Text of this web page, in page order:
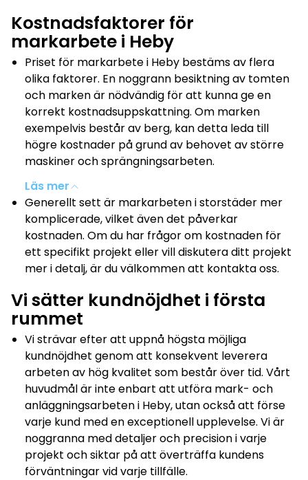
Kostnadsfaktorer för
markarbete i Heby
Priset för markarbete i Heby bestäms av flera
olika faktorer. En noggrann besiktning av tomten
och marken är nödvändig för att kunna ge en
korrekt kostnadsuppskattning. Om marken
exempelvis består av berg, kan detta leda till
högre kostnader på grund av behovet av större
maskiner och sprängningsarbeten.
Andra faktorer som påverkar kostnaden
inkluderar transport av material, analys av
markens bärighet och eventuellt
dräneringsbehov.
Läs mer
Generellt sett är markarbeten i storstäder mer
komplicerade, vilket även det påverkar
kostnaden. Om du har frågor om kostnaden för
ett specifikt projekt eller vill diskutera ditt projekt
mer i detalj, är du välkommen att kontakta oss.
Vi sätter kundnöjdhet i första
rummet
Vi strävar efter att uppnå högsta möjliga
kundnöjdhet genom att konsekvent leverera
arbeten av hög kvalitet som består över tid. Vårt
huvudmål är inte enbart att utföra mark- och
anläggningsarbeten i Heby, utan också att förse
varje kund med en exceptionell upplevelse. Vi är
noggranna med detaljer och precision i varje
projekt och siktar på att överträffa kundens
förväntningar vid varje tillfälle.